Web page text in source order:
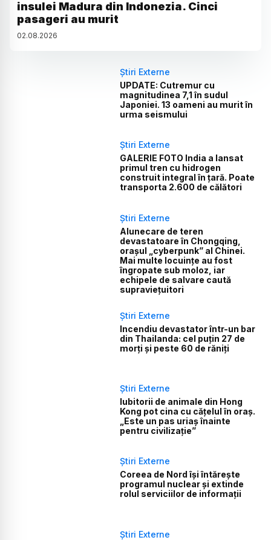
insulei Madura din Indonezia. Cinci
pasageri au murit
02.08.2026
Știri Externe
UPDATE: Cutremur cu
magnitudinea 7,1 în sudul
Japoniei. 13 oameni au murit în
urma seismului
Știri Externe
GALERIE FOTO India a lansat
primul tren cu hidrogen
construit integral în țară. Poate
transporta 2.600 de călători
Știri Externe
Alunecare de teren
devastatoare în Chongqing,
orașul „cyberpunk” al Chinei.
Mai multe locuințe au fost
îngropate sub moloz, iar
echipele de salvare caută
supraviețuitori
Știri Externe
Incendiu devastator într-un bar
din Thailanda: cel puțin 27 de
morți și peste 60 de răniți
Știri Externe
Iubitorii de animale din Hong
Kong pot cina cu cățelul în oraș.
„Este un pas uriaș înainte
pentru civilizație”
Știri Externe
Coreea de Nord își întărește
programul nuclear și extinde
rolul serviciilor de informații
Știri Externe